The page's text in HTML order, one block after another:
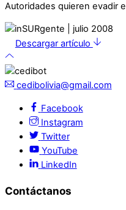
Autoridades quieren evadir
Descargar artículo
cedibolivia@gmail.com
Facebook
Instagram
Twitter
YouTube
LinkedIn
Contáctanos